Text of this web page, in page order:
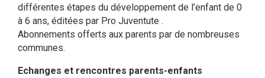
différentes étapes du développement de l’enfant de 0
à 6 ans, éditées par Pro Juventute .
Abonnements offerts aux parents par de nombreuses
communes.
Echanges et rencontres parents-enfants